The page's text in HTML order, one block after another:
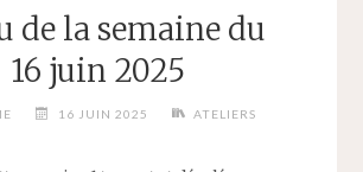
de la semaine du
16 juin 2025
16 JUIN 2025 ATELIERS